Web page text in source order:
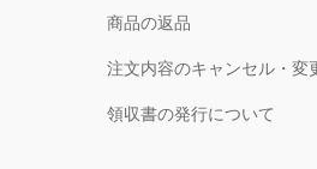
商品の返品
注文内容のキャンセル・変
領収書の発行について